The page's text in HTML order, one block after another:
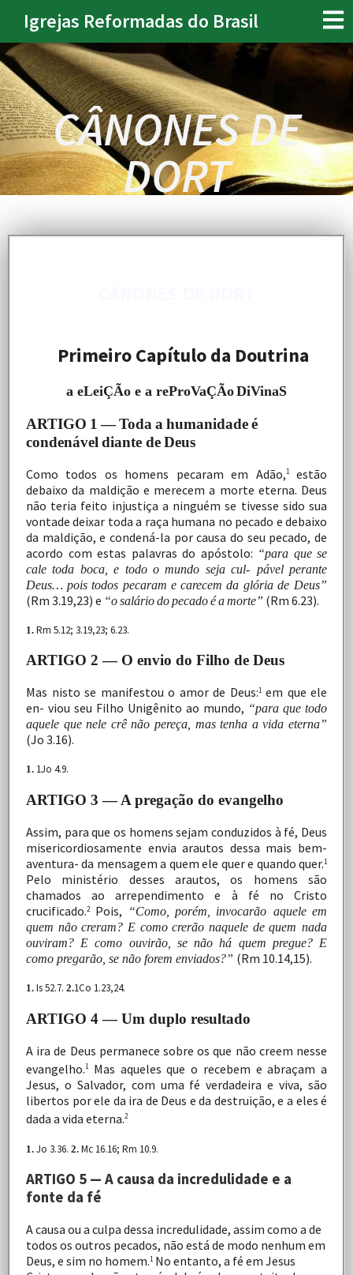
Igrejas Reformadas do Brasil
CÂNONES DE
DORT
PrimeiroCapítuloda Doutrina
a eLeiÇÃo e a reProVaÇÃoDiVinaS
ARTIGO 1 —Toda a humanidadeé
condenável diante deDeus
Como todos os homens pecaram em Adão,1
estão
debaixoda maldição e merecem a morte eterna. Deus
não teria feito injustiça a ninguém se tivesse sido sua
vontade deixar toda a raça humana no pecado e debaixo
da maldição, e condená-la por causa do seu pecado, de
acordo com estas palavras do apóstolo: “para que se
cale toda boca, e todo o mundo seja cul- pável perante
Deus… pois todos pecaram e carecem da glória de Deus”
(Rm 3.19,23) e “osaláriodopecadoéamorte” (Rm 6.23).
1. Rm 5.12; 3.19,23; 6.23.
ARTIGO 2 — O envio do Filho de Deus
Mas nisto se manifestou o amor de Deus:1 em que ele
en- viou seu Filho Unigênito ao mundo, “para que todo
aquele que nele crê não pereça, mas tenha a vida eterna”
(Jo 3.16).
1. 1Jo 4.9.
ARTIGO 3 — A pregação do evangelho
Assim, para que os homens sejam conduzidos à fé, Deus
misericordiosamente envia arautos dessa mais bem-
aventura-da mensagem a quem ele quere quando quer.1
Pelo ministério desses arautos, os homens são
chamados ao arrependimentoe à fé no
Cristo
crucificado.2 Pois, “Como, porém, invocarão aquele em
quem não creram? E como crerão naquele de quem nada
ouviram? E como ouvirão, se não há quem pregue? E
como pregarão, se não forem enviados?” (Rm 10.14,15).
1. Is 52.7. 2.1Co 1.23,24.
ARTIGO 4 — Um duplo resultado
A ira de Deus permanece sobre os que não creem nesse
evangelho.1 Mas aqueles que o recebem e abraçam a
Jesus, o Salvador, com uma fé verdadeira e viva, são
libertos porele da ira de Deus e da destruição, e a eles é
dada a vida eterna.2
1. Jo 3.36. 2. Mc 16.16; Rm 10.9.
ARTIGO 5 — A causa da incredulidade e a
fonte da fé
Acausa ou a culpa dessa incredulidade, assim como a de
todos os outros pecados, não está de modo nenhum em
Deus, e sim no homem.1 No entanto, a fé em Jesus